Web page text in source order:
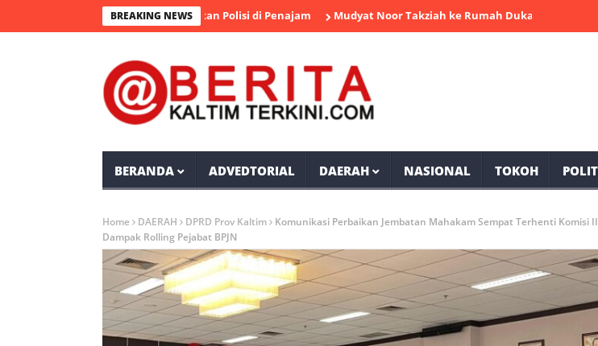
BREAKING NEWS
Pengedar Sabu Diamankan Polisi di Penajam Mudyat Noor Takziah ke Rumah Duka Mantan Bupati PPU
BERANDA ADVEDTORIAL DAERAH NASIONAL TOKOH
Home DAERAH DPRD Prov Kaltim
Komunikasi Perbaikan Jembatan Mahakam Sempat Terhenti Komisi
Dampak Rolling Pejabat BPJN